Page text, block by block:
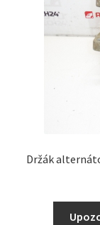
Držák